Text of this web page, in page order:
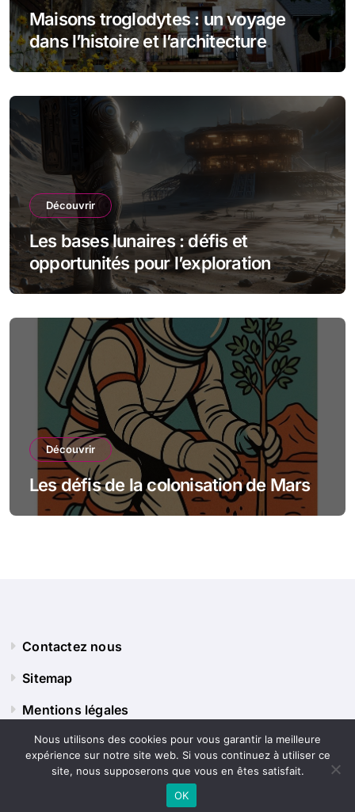
Maisons troglodytes : un voyage
dans l’histoire et l’architecture
souterraine
Découvrir
Les bases lunaires : défis et
opportunités pour l’exploration
spatiale
Découvrir
Les défis de la colonisation de Mars
Contactez nous
Sitemap
Mentions légales
Panorama Terre
Nous utilisons des cookies pour vous garantir la meilleure
expérience sur notre site web. Si vous continuez à utiliser ce
site, nous supposerons que vous en êtes satisfait.
OK